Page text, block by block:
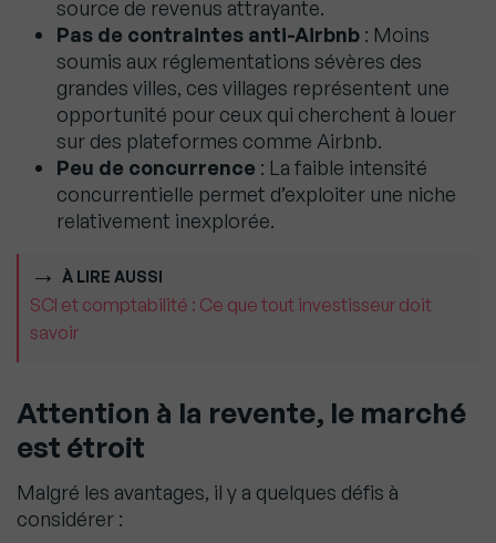
source de revenus attrayante.
Pas de contraintes anti-Airbnb : Moins
soumis aux réglementations sévères des
grandes villes, ces villages représentent une
opportunité pour ceux qui cherchent à louer
sur des plateformes comme Airbnb.
Peu de concurrence : La faible intensité
concurrentielle permet d’exploiter une niche
relativement inexplorée.
À LIRE AUSSI
SCI et comptabilité : Ce que tout investisseur doit
savoir
Attention à la revente, le marché
est étroit
Malgré les avantages, il y a quelques défis à
considérer :